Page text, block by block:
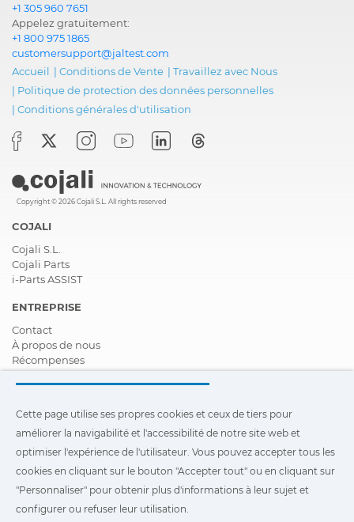
+1 305 960 7651
Appelez gratuitement:
+1 800 975 1865
customersupport@jaltest.com
Accueil | Conditions de Vente | Travaillez avec Nous
| Politique de protection des données personnelles
| Conditions générales d'utilisation
Copyright © 2026 Cojali S.L. All rights reserved
COJALI
Cojali S.L.
Cojali Parts
i-Parts ASSIST
ENTREPRISE
Contact
À propos de nous
Récompenses
Certifications
Nouveautés
Vidéos
FAQ - Foire Aux Questions
Cette page utilise ses propres cookies et ceux de tiers pour
améliorer la navigabilité et l'accessibilité de notre site Web et
optimiser l'expérience de l'utilisateur. Vous pouvez cliquer sur
Cette page utilise ses propres cookies et ceux de tiers pour
améliorer la navigabilité et l'accessibilité de notre site web et
optimiser l'expérience de l'utilisateur. Vous pouvez accepter tous les
cookies en cliquant sur le bouton "Accepter tout" ou en cliquant sur
"Personnaliser" pour obtenir plus d'informations à leur sujet et
configurer ou refuser leur utilisation.